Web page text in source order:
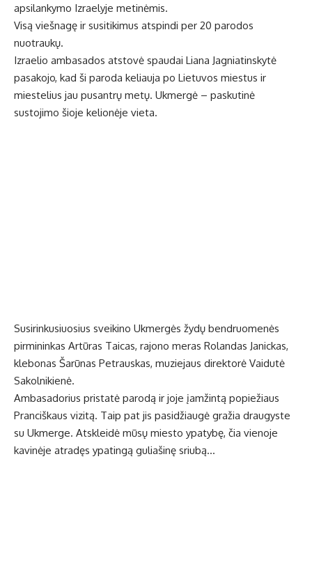
apsilankymo Izraelyje metinėmis.
Visą viešnagę ir susitikimus atspindi per 20 parodos
nuotraukų.
Izraelio ambasados atstovė spaudai Liana Jagniatinskytė
pasakojo, kad ši paroda keliauja po Lietuvos miestus ir
miestelius jau pusantrų metų. Ukmergė – paskutinė
sustojimo šioje kelionėje vieta.
Susirinkusiuosius sveikino Ukmergės žydų bendruomenės
pirmininkas Artūras Taicas, rajono meras Rolandas Janickas,
klebonas Šarūnas Petrauskas, muziejaus direktorė Vaidutė
Sakolnikienė.
Ambasadorius pristatė parodą ir joje įamžintą popiežiaus
Pranciškaus vizitą. Taip pat jis pasidžiaugė gražia draugyste
su Ukmerge. Atskleidė mūsų miesto ypatybę, čia vienoje
kavinėje atradęs ypatingą guliašinę sriubą…